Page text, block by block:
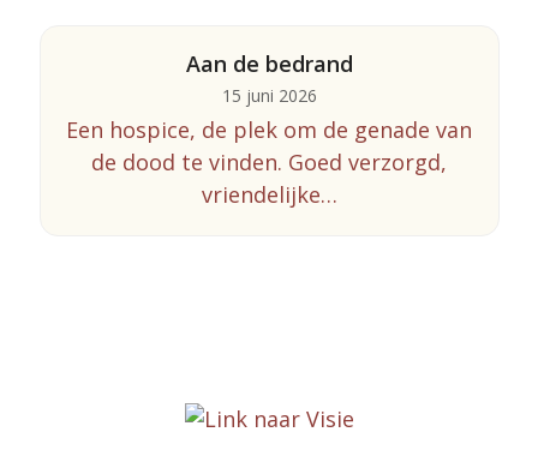
Aan de bedrand
15 juni 2026
Een hospice, de plek om de genade van
de dood te vinden. Goed verzorgd,
vriendelijke…